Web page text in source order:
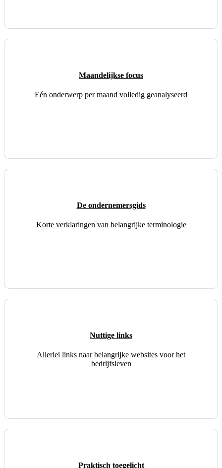
Maandelijkse focus
Eén onderwerp per maand volledig geanalyseerd
De ondernemersgids
Korte verklaringen van belangrijke terminologie
Nuttige links
Allerlei links naar belangrijke websites voor het
bedrijfsleven
Praktisch toegelicht